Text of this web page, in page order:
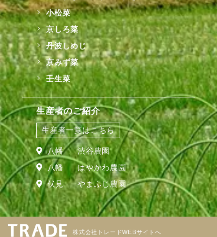
小松菜
京しろ菜
丹波しめじ
京みず菜
壬生菜
生産者のご紹介
生産者一覧はこちら
八幡
渋谷農園
八幡
はやかわ農園
伏見
やまふじ農園
株式会社トレードWEBサイトへ